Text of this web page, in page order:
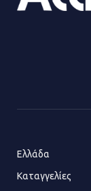
Ελλάδα
Καταγγελίες